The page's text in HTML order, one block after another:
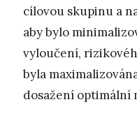
cílovou skupinu a
aby bylo
vyloučení,
byla
dosažení optimální